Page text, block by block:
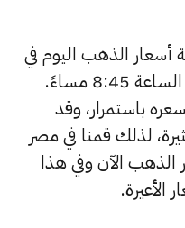
أسعار الذهب اليوم في
مصر ليوم الأثنين 11 أغسطس الساعة 8:45 مساءً.
باستمرار، وقد
لذلك قمنا في مصر
الذهب الآن وفي هذا